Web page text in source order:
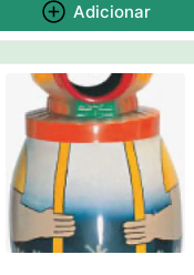
Adicionar